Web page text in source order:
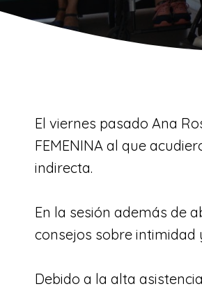
El viernes pasado Ana
FEMENINA al que
indirecta.
En la sesión además de
consejos sobre
Debido a la alta